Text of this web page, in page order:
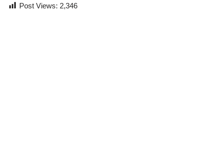
Post Views: 2,346